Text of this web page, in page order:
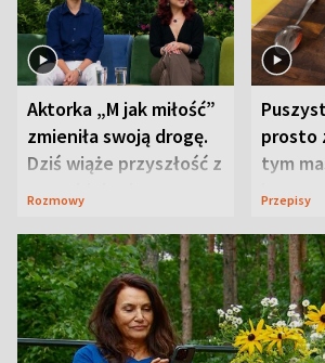
Aktorka „M jak miłość”
zmieniła swoją drogę.
Dziś wiąże przyszłość z
neurobiologią
Rozmowy
prosto
tym
jeszcze
Przepisy